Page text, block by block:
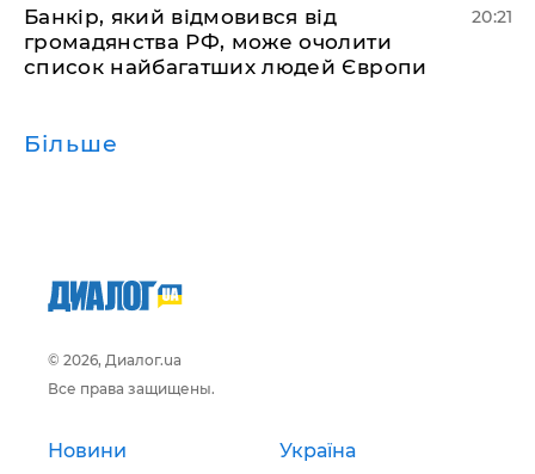
​Банкір, який відмовився від
громадянства РФ, може очолити
список найбагатших людей Європи
20:21
Більше
© 2026, Диалог.ua
Все права защищены.
Новини Україна